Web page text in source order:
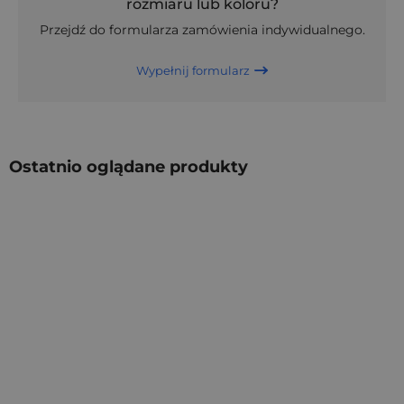
rozmiaru lub koloru?
Przejdź do formularza zamówienia indywidualnego.
Wypełnij formularz
Ostatnio oglądane produkty